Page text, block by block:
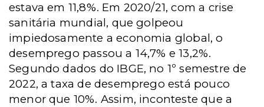
estava em 11,8%. Em 2020/21, com a crise
sanitária mundial, que golpeou
impiedosamente a economia global, o
desemprego passou a 14,7% e 13,2%.
Segundo dados do IBGE, no 1º semestre de
2022, a taxa de desemprego está pouco
menor que 10%. Assim, inconteste que a